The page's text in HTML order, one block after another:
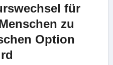
für
zu
Option